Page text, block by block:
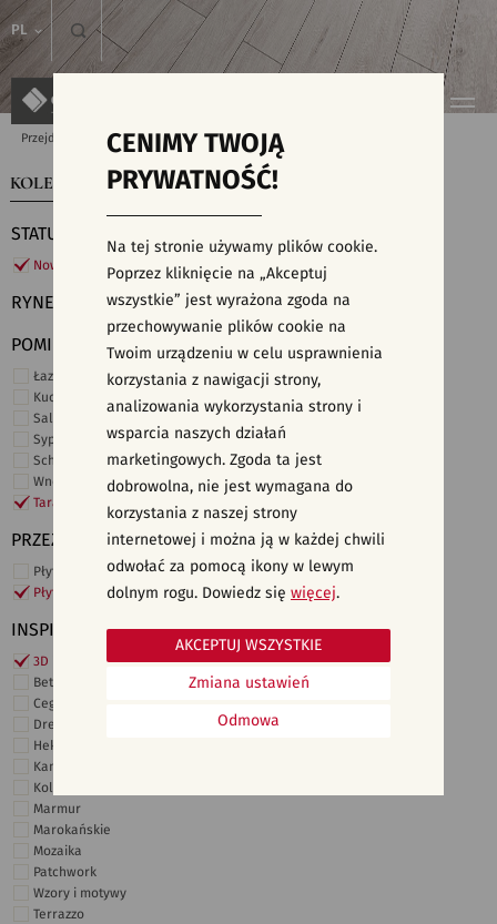
PL
Przejdź do strony głównej Kolekcje
KOLEKCJE WYSZUKIWARKA PŁYTEK
STATUS
Nowości
RYNEK
POMIESZCZENIE
Łazienka
Kuchnia
Salon i hol
Sypialnia
Schody
Wnętrza komercyjne
Taras i ogród
PRZEZNACZENIE
Płytki ścienne
Płytki podłogowe
INSPIRACJE
3D i struktury
Beton
Cegiełki
Drewno
Heksagonalne
Kamień
Kolor
Marmur
Marokańskie
Mozaika
Patchwork
Wzory i motywy
Terrazzo
CENIMY TWOJĄ
PRYWATNOŚĆ!
Na tej stronie używamy plików cookie.
Poprzez kliknięcie na „Akceptuj
wszystkie” jest wyrażona zgoda na
przechowywanie plików cookie na
Twoim urządzeniu w celu usprawnienia
korzystania z nawigacji strony,
analizowania wykorzystania strony i
wsparcia naszych działań
marketingowych. Zgoda ta jest
dobrowolna, nie jest wymagana do
korzystania z naszej strony
internetowej i można ją w każdej chwili
odwołać za pomocą ikony w lewym
dolnym rogu. Dowiedz się więcej.
Odmowa
Zmiana ustawień
AKCEPTUJ WSZYSTKIE